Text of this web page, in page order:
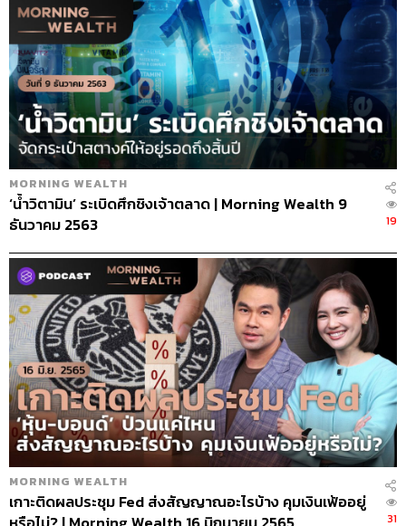
MORNING WEALTH
‘น้ำวิตามิน’ ระเบิดศึกชิงเจ้าตลาด | Morning Wealth 9
ธันวาคม 2563
19
MORNING WEALTH
เกาะติดผลประชุม Fed ส่งสัญญาณอะไรบ้าง คุมเงินเฟ้ออยู่
31